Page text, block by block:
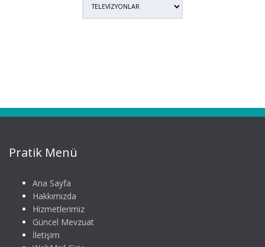
Pratik Menü
Ana Sayfa
Hakkımızda
Hizmetlerimiz
Güncel Mevzuat
İletişim